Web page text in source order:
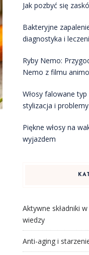
Jak pozbyć się
Bakteryjne
diagnostyka i
Ryby Nemo:
Nemo z filmu
Włosy falowane
stylizacja i problemy
Piękne włosy na
wyjazdem
Aktywne składniki
wiedzy
Anti-aging i